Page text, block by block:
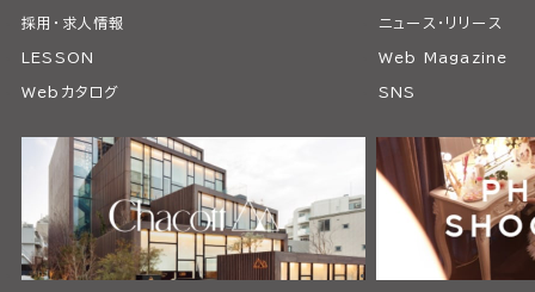
採用・求人情報 ニュース・リリース
LESSON Web Magazine
Webカタログ SNS